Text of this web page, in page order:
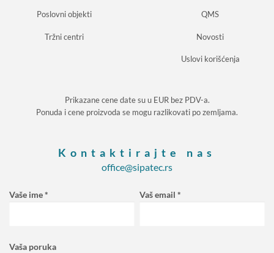
Poslovni objekti
Tržni centri
QMS
Novosti
Uslovi korišćenja
Prikazane cene date su u EUR bez PDV-a.
Ponuda i cene proizvoda se mogu razlikovati po zemljama.
Kontaktirajte nas
office@sipatec.rs
Vaše ime * Vaš email *
Vaša poruka